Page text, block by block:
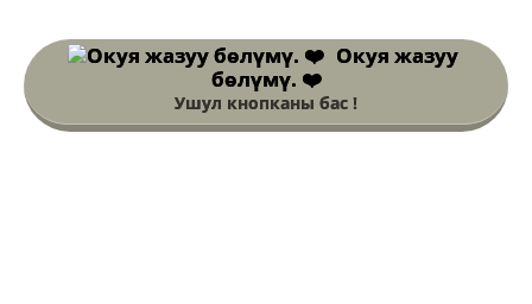
Окуя жазуу
бөлүмү. ❤️
Ушул кнопканы бас !